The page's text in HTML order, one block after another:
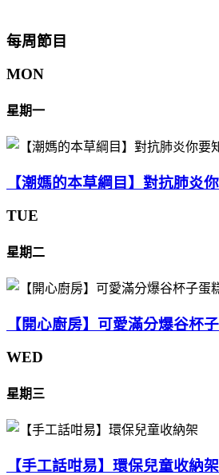
每周節目
MON
星期一
【潮媽的本草綱目】對抗肺炎
TUE
星期二
【開心廚房】可愛滿分爆谷杯
WED
星期三
【手工話咁易】環保兒童收納架